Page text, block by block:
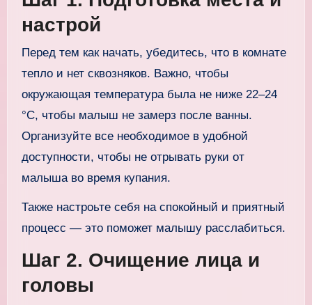
настрой
Перед тем как начать, убедитесь, что в комнате
тепло и нет сквозняков. Важно, чтобы
окружающая температура была не ниже 22–24
°C, чтобы малыш не замерз после ванны.
Организуйте все необходимое в удобной
доступности, чтобы не отрывать руки от
малыша во время купания.
Также настроьте себя на спокойный и приятный
процесс — это поможет малышу расслабиться.
Шаг 2. Очищение лица и
головы